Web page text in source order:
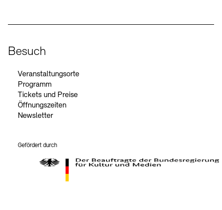
Besuch
Veranstaltungsorte
Programm
Tickets und Preise
Öffnungszeiten
Newsletter
Gefördert durch